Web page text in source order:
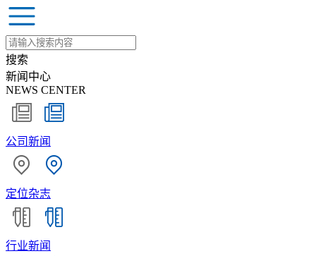
搜索
新闻中心
NEWS CENTER
公司新闻
定位杂志
行业新闻